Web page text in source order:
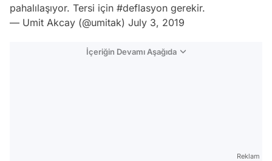
pahalılaşıyor. Tersi için #deflasyon gerekir.
— Umit Akcay (@umitak) July 3, 2019
İçeriğin Devamı Aşağıda
Reklam